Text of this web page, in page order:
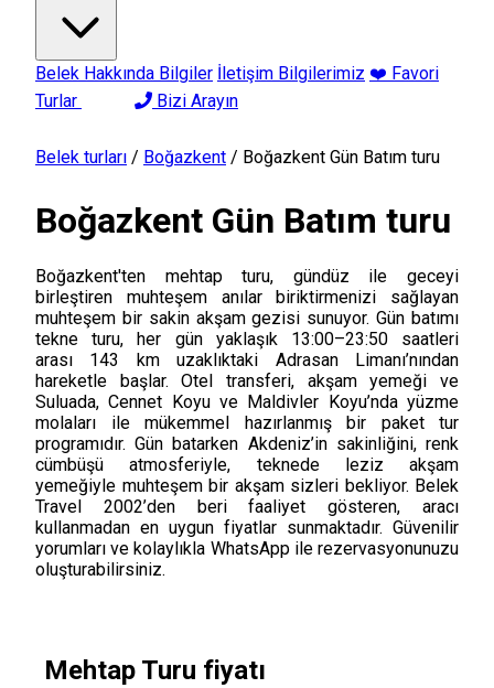
Belek Hakkında Bilgiler İletişim Bilgilerimiz ❤️ Favori
Turlar
Bizi Arayın
Belek turları / Boğazkent / Boğazkent Gün Batım turu
Boğazkent Gün Batım turu
Boğazkent'ten mehtap turu, gündüz ile geceyi
birleştiren muhteşem anılar biriktirmenizi sağlayan
muhteşem bir sakin akşam gezisi sunuyor. Gün batımı
tekne turu, her gün yaklaşık 13:00–23:50 saatleri
arası 143 km uzaklıktaki Adrasan Limanı’nından
hareketle başlar. Otel transferi, akşam yemeği ve
Suluada, Cennet Koyu ve Maldivler Koyu’nda yüzme
molaları ile mükemmel hazırlanmış bir paket tur
programıdır. Gün batarken Akdeniz’in sakinliğini, renk
cümbüşü atmosferiyle, teknede leziz akşam
yemeğiyle muhteşem bir akşam sizleri bekliyor. Belek
Travel 2002’den beri faaliyet gösteren, aracı
kullanmadan en uygun fiyatlar sunmaktadır. Güvenilir
yorumları ve kolaylıkla WhatsApp ile rezervasyonunuzu
oluşturabilirsiniz.
Mehtap Turu fiyatı